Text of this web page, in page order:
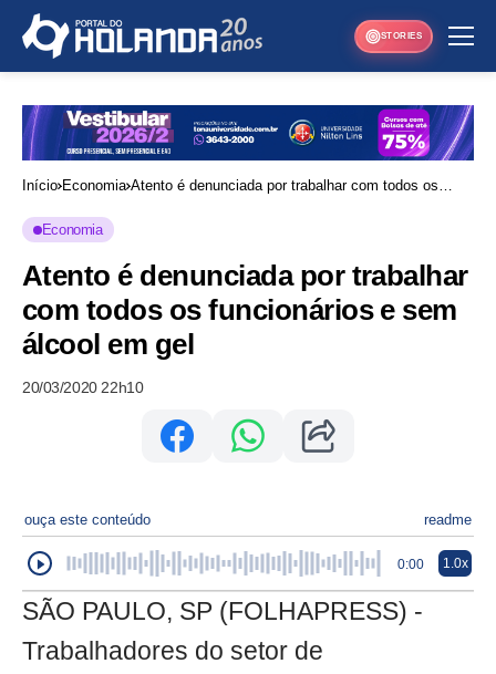
STORIES
Início Economia Atento é denunciada por trabalhar com todos os
Economia
Atento é denunciada por trabalhar
com todos os funcionários e sem
álcool em gel
20/03/2020 22h10
ouça este conteúdo readme
0:00 1.0x
SÃO PAULO, SP (FOLHAPRESS) -
Trabalhadores do setor de